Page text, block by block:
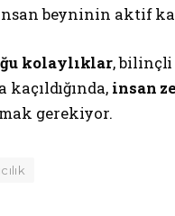
beyninin aktif
kolaylıklar, bilinçli
insan
gerekiyor.